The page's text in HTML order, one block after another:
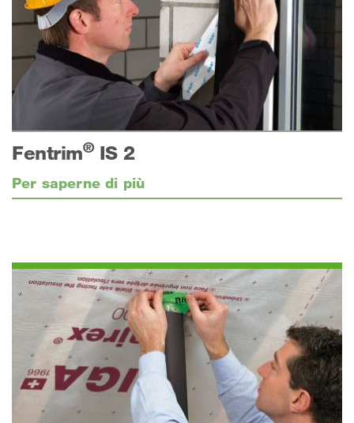
Fentrim®IS 2
Per saperne di più